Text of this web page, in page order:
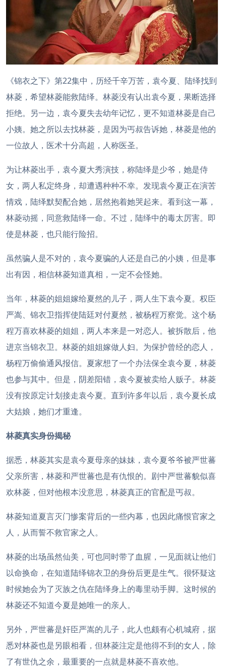
《锦衣之下》第22集中，历经千辛万苦，袁今夏、陆绎找到
林菱，希望林菱能救陆绎。林菱没有认出袁今夏，果断选择
拒绝。另一边，袁今夏失去幼年记忆，更不知道林菱是自己
小姨。她之所以去找林菱，是因为丐叔告诉她，林菱是他的
一位故人，医术十分高超，人称医圣。
为让林菱出手，袁今夏大秀演技，称陆绎是少爷，她是侍
女，两人私定终身，却遭遇种种不幸。发现袁今夏正在演苦
情戏，陆绎默契配合她，居然抱着她哭起来。看到这一幕，
林菱动摇，同意救陆绎一命。不过，陆绎中的毒太厉害。即
使是林菱，也只能行险招。
虽然骗人是不对的，袁今夏骗的人还是自己的小姨，但是事
出有因，相信林菱知道真相，一定不会怪她。
当年，林菱的姐姐嫁给夏然的儿子，两人生下袁今夏。权臣
严嵩、锦衣卫指挥使陆廷对付夏然，被杨程万察觉。这个杨
程万喜欢林菱的姐姐，两人本来是一对恋人。被拆散后，他
进京当锦衣卫。林菱的姐姐嫁做人妇。为保护曾经的恋人，
杨程万偷偷通风报信。夏家想了一个办法保全袁今夏，林菱
也参与其中。但是，阴差阳错，袁今夏被卖给人贩子。林菱
没有按原定计划接走袁今夏。直到许多年以后，袁今夏长成
大姑娘，她们才重逢。
林菱真实身份揭秘
据悉，林菱其实是袁今夏母亲的妹妹，袁今夏爷爷被严世蕃
父亲所害，林菱和严世蕃也是有仇恨的。剧中严世蕃貌似喜
欢林菱，但对他根本没意思，林菱真正的官配是丐叔。
林菱知道夏言灭门惨案背后的一些内幕，也因此痛恨官家之
人，从而誓不救官家之人。
林菱的出场虽然仙美，可也同时带了血腥，一见面就让他们
以命换命，在知道陆绎锦衣卫的身份后更是生气。很怀疑这
时候她会为了灭族之仇在陆绎身上的毒里动手脚。这时候的
林菱还不知道今夏是她唯一的亲人。
另外，严世蕃是奸臣严嵩的儿子，此人也颇有心机城府，据
悉对林菱也是另眼相看，但林菱注定是他得不到的女人，除
了有世仇之余，最重要的一点就是林菱不喜欢他。